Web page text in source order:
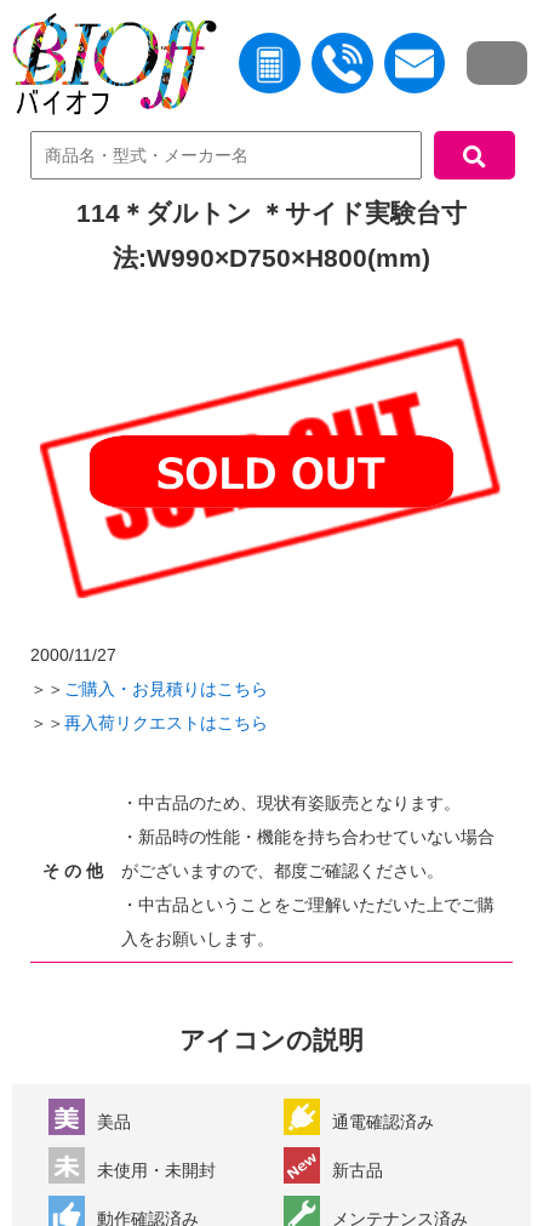
中古機器検索
114＊ダルトン ＊サイド実験台寸
法:W990×D750×H800(mm)
2000/11/27
＞＞ ご購入・お見積りはこちら
＞＞再入荷リクエストはこちら
そ の 他
・中古品のため、現状有姿販売となります。
・新品時の性能・機能を持ち合わせていない場合
がございますので、都度ご確認ください。
・中古品ということをご理解いただいた上でご購
入をお願いします。
アイコンの説明
美品 通電確認済み
未使用・未開封 新古品
動作確認済み メンテナンス済み